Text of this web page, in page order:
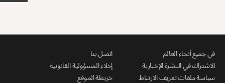
في جميع أنحاء العالم
اتصل بنا
الاشتراك في النشرة الإخبارية
إخلاء المسؤولية القانونية
سياسة ملفات تعريف الارتباط
خريطة الموقع